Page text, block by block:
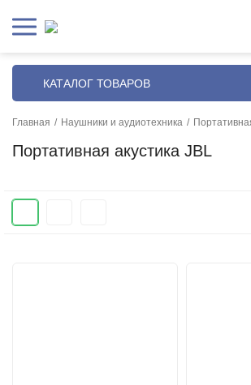
КАТАЛОГ ТОВАРОВ
Главная / Наушники и аудиотехника /
Портативная акустика JBL